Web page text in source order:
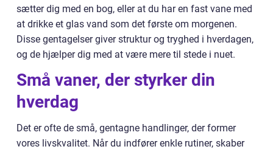
sætter dig med en bog, eller at du har en fast vane med
at drikke et glas vand som det første om morgenen.
Disse gentagelser giver struktur og tryghed i hverdagen,
og de hjælper dig med at være mere til stede i nuet.
Små vaner, der styrker din
hverdag
Det er ofte de små, gentagne handlinger, der former
vores livskvalitet. Når du indfører enkle rutiner, skaber